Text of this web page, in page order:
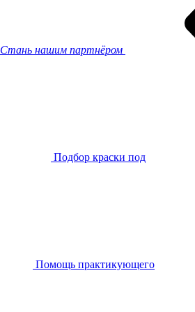
Стань нашим партнёром
Подбор краски под
Помощь практикующего